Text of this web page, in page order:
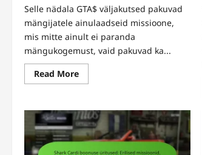
Selle nädala GTA$ väljakutsed pakuvad
mängijatele ainulaadseid missioone,
mis mitte ainult ei paranda
mängukogemust, vaid pakuvad ka...
Read MoreRead
more
väljakutsed:
Ainsad
missioonid,
Boonus
GTA$,